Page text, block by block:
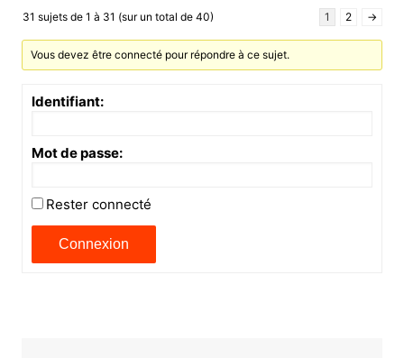
31 sujets de 1 à 31 (sur un total de 40) 1 2 →
Vous devez être connecté pour répondre à ce sujet.
Identifiant:
Mot de passe:
Rester connecté
Connexion